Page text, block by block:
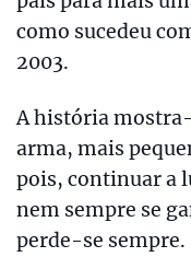
como sucedeu
2003.
A história
arma, mais
pois, continuar a
nem sempre se
perde-se sempre.